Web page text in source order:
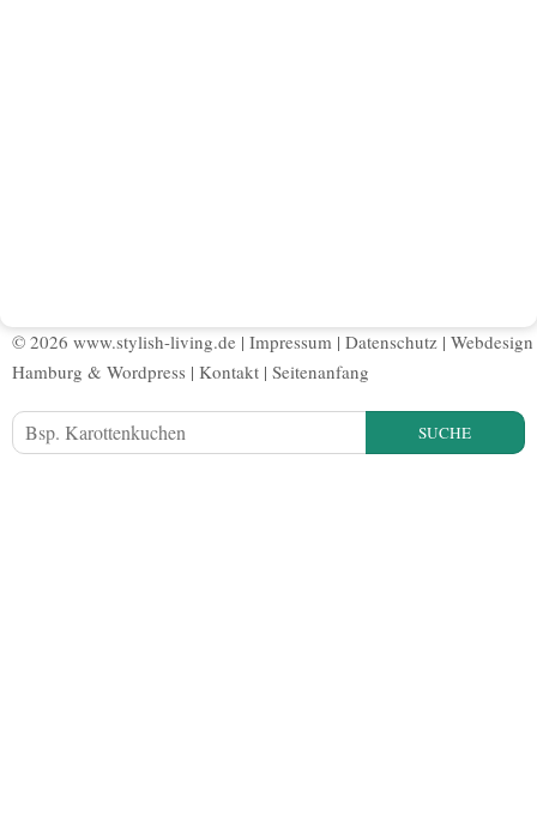
© 2026 www.stylish-living.de | Impressum | Datenschutz | Webdesign
Hamburg & Wordpress | Kontakt | Seitenanfang
SUCHE